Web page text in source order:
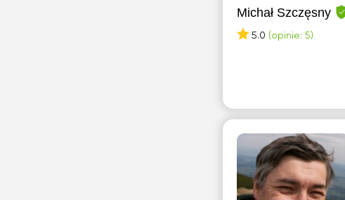
Michał Szczęsny
5.0 (opinie: 5)